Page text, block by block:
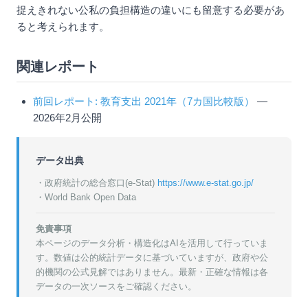
捉えきれない公私の負担構造の違いにも留意する必要があ
ると考えられます。
関連レポート
前回レポート: 教育支出 2021年（7カ国比較版）
—
2026年2月公開
データ出典
・政府統計の総合窓口(e-Stat) https://www.e-stat.go.jp/
・World Bank Open Data
免責事項
本ページのデータ分析・構造化はAIを活用して行っていま
す。数値は公的統計データに基づいていますが、政府や公
的機関の公式見解ではありません。最新・正確な情報は各
データの一次ソースをご確認ください。